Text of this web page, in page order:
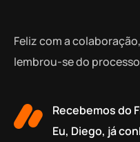
Feliz com a
lembrou-se do
Recebemos do
Eu, Diego, já